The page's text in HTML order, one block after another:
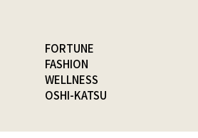
FORTUNE
FASHION
WELLNESS
OSHI-KATSU